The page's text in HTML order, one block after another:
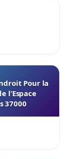
Pour la
l’Espace
37000